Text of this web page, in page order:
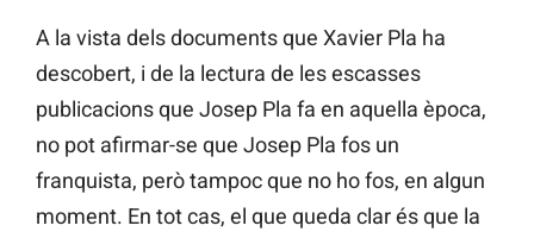
A la vista dels documents que Xavier Pla ha
descobert, i de la lectura de les escasses
publicacions que Josep Pla fa en aquella època,
no pot afirmar-se que Josep Pla fos un
franquista, però tampoc que no ho fos, en algun
moment. En tot cas, el que queda clar és que la